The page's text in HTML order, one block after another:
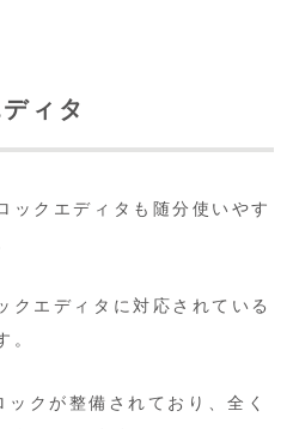
ィタ
ックエディタも随分使いやす
クエディタに対応されている
。
クが整備されており、全く